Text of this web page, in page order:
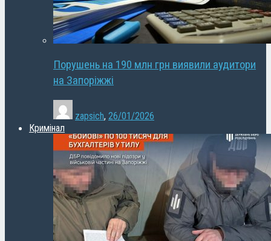
Порушень на 190 млн грн виявили аудитори
на Запоріжжі
zapsich, 26/01/2026
Кримінал